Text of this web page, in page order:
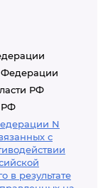
Федерации
РФ
РФ
N
с
в результате